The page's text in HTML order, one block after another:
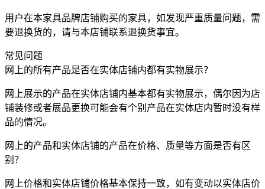
用户在本家具品牌店铺购买的家具，如发现严重质量问题，需
要退换货的，请与本店铺联系退换货事宜。
常见问题
网上的所有产品是否在实体店铺内都有实物展示？
网上展示的产品在实体店铺内基本都有实物展示，偶尔因为店
铺装修或者展品更换可能会有个别产品在实体店内暂时没有样
品的情况。
网上的产品和实体店铺的产品在价格、质量等方面是否有区
别？
网上价格和实体店铺价格基本保持一致，如有变动以实体店价